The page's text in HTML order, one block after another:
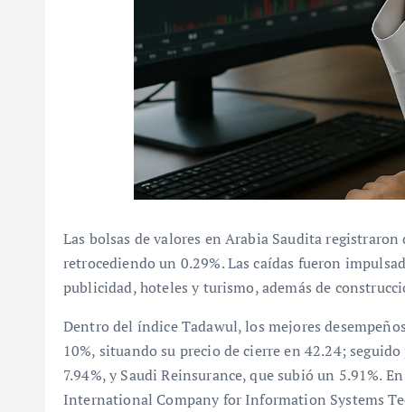
Las bolsas de valores en Arabia Saudita
retrocediendo un 0.29%. Las caídas fueron
publicidad, hoteles y turismo, además de
Dentro del índice Tadawul, los mejores
10%, situando su precio de cierre en 42.24;
7.94%, y Saudi Reinsurance, que subió un 5.91%.
International Company for Information Systems